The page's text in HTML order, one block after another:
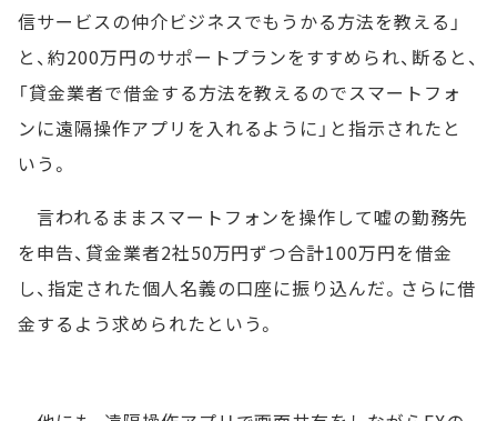
信サービスの仲介ビジネスでもうかる方法を教える」
と、約200万円のサポートプランをすすめられ、断ると、
「貸金業者で借金する方法を教えるのでスマートフォ
ンに遠隔操作アプリを入れるように」と指示されたと
いう。
言われるままスマートフォンを操作して嘘の勤務先
を申告、貸金業者2社50万円ずつ合計100万円を借金
し、指定された個人名義の口座に振り込んだ。さらに借
金するよう求められたという。